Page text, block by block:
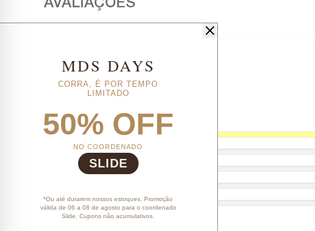
Nenhuma avaliação cadastrada para esse produto.
MDS DAYS
CORRA, É POR TEMPO
LIMITADO
50% OFF
NO COORDENADO
SLIDE
*Ou até durarem nossos estoques. Promoção
válida de 06 a 08 de agosto para o coordenado
Slide. Cupons não acumulativos.